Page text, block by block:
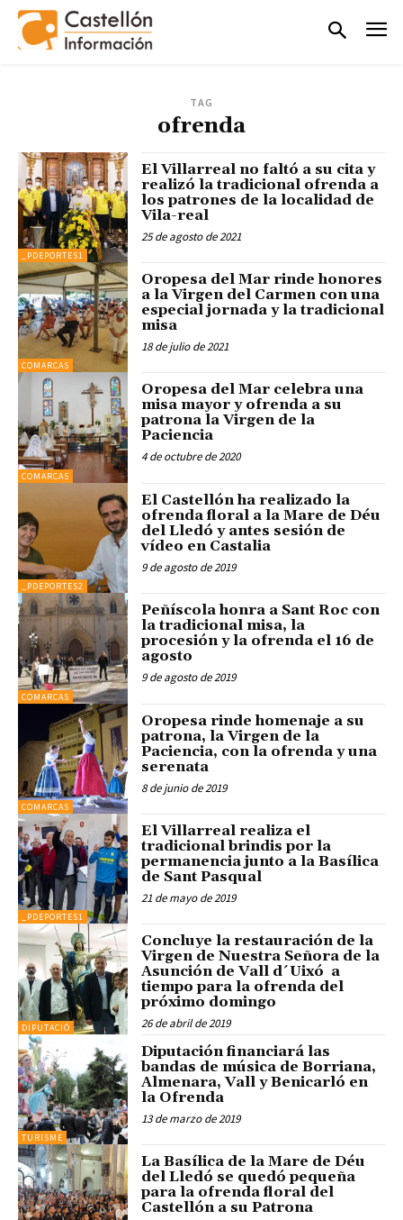
TAG
ofrenda
_PDEPORTES1
El Villarreal no faltó a su cita y
realizó la tradicional ofrenda a
los patrones de la localidad de
Vila-real
25 de agosto de 2021
COMARCAS
Oropesa del Mar rinde honores
a la Virgen del Carmen con una
especial jornada y la tradicional
misa
18 de julio de 2021
COMARCAS
Oropesa del Mar celebra una
misa mayor y ofrenda a su
patrona la Virgen de la
Paciencia
4 de octubre de 2020
_PDEPORTES2
El Castellón ha realizado la
ofrenda floral a la Mare de Déu
del Lledó y antes sesión de
vídeo en Castalia
9 de agosto de 2019
COMARCAS
Peñíscola honra a Sant Roc con
la tradicional misa, la
procesión y la ofrenda el 16 de
agosto
9 de agosto de 2019
COMARCAS
Oropesa rinde homenaje a su
patrona, la Virgen de la
Paciencia, con la ofrenda y una
serenata
8 de junio de 2019
_PDEPORTES1
El Villarreal realiza el
tradicional brindis por la
permanencia junto a la Basílica
de Sant Pasqual
21 de mayo de 2019
DIPUTACIÓ
Concluye la restauración de la
Virgen de Nuestra Señora de la
Asunción de Vall d´Uixó a
tiempo para la ofrenda del
próximo domingo
26 de abril de 2019
TURISME
Diputación financiará las
bandas de música de Borriana,
Almenara, Vall y Benicarló en
la Ofrenda
13 de marzo de 2019
La Basílica de la Mare de Déu
del Lledó se quedó pequeña
para la ofrenda floral del
Castellón a su Patrona